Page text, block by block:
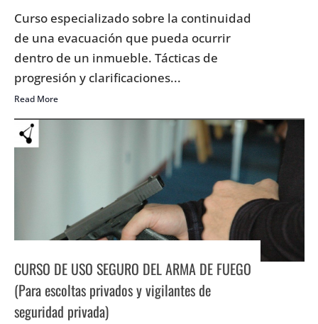
Curso especializado sobre la continuidad
de una evacuación que pueda ocurrir
dentro de un inmueble. Tácticas de
progresión y clarificaciones...
Read More
CURSO DE USO SEGURO DEL ARMA DE FUEGO
(Para escoltas privados y vigilantes de
seguridad privada)